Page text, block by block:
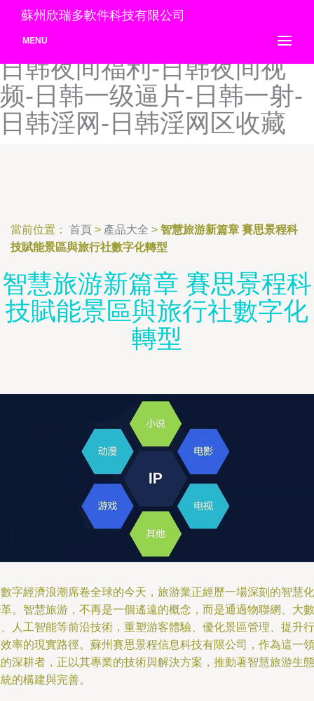
日韩亚洲欧美另类-日韩亚洲
网-日韩亚综合-日韩野外野-
日韩夜间福利-日韩夜间视
频-日韩一级逼片-日韩一射-
日韩淫网-日韩淫网区收藏
蘇州欣瑞多軟件科技有限公司
MENU
當前位置： 首頁 > 產品大全 > 智慧旅游新篇章 賽思景程科
技賦能景區與旅行社數字化轉型
智慧旅游新篇章 賽思景程科
技賦能景區與旅行社數字化
轉型
字經濟浪潮席卷全球的今天，旅游業正經歷一場深刻的智慧化
。智慧旅游，不再是一個遙遠的概念，而是通過物聯網、大數
人工智能等前沿技術，重塑游客體驗、優化景區管理、提升行
率的現實路徑。蘇州賽思景程信息科技有限公司，作為這一領
深耕者，正以其專業的技術與解決方案，推動著智慧旅游生態
的構建與完善。